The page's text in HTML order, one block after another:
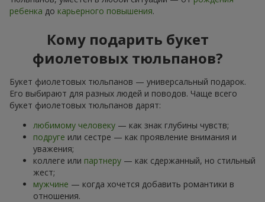
ребенка до карьерного повышения.
Кому подарить букет
фиолетовых тюльпанов?
Букет фиолетовых тюльпанов — универсальный подарок.
Его выбирают для разных людей и поводов. Чаще всего
букет фиолетовых тюльпанов дарят:
любимому человеку — как знак глубины чувств;
подруге или сестре — как проявление внимания и
уважения;
коллеге или партнеру — как сдержанный, но стильный
жест;
мужчине — когда хочется добавить романтики в
отношения.